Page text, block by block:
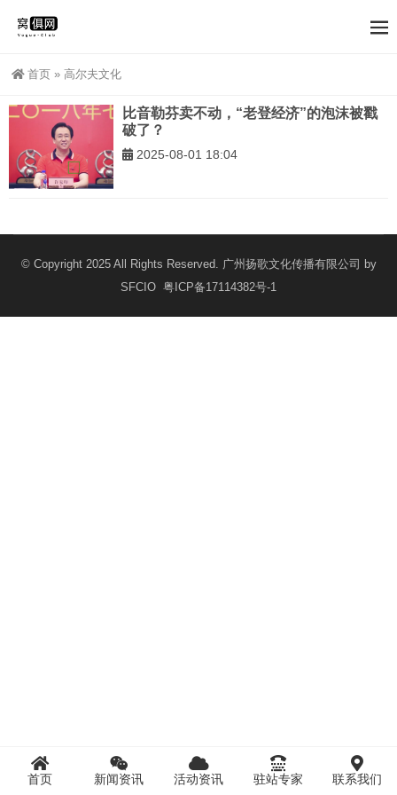
首页 » 高尔夫文化
比音勒芬卖不动，“老登经济”的泡沫被戳
破了？
2025-08-01 18:04
© Copyright 2025 All Rights Reserved. 广州扬歌文化传播有限公司 by
SFCIO 粤ICP备17114382号-1
首页 新闻资讯 活动资讯 驻站专家 联系我们